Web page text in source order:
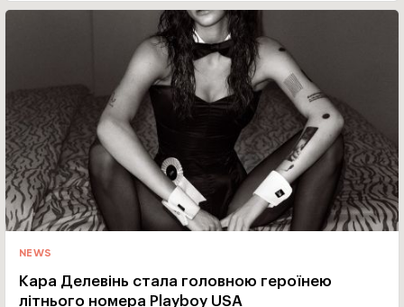
NEWS
Кара Делевінь стала головною героїнею
літнього номера Playboy USA